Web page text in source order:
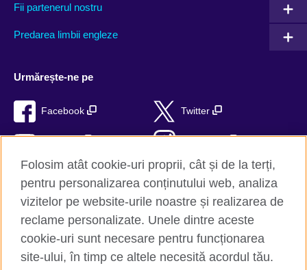
Fii partenerul nostru
Predarea limbii engleze
Urmărește-ne pe
Facebook Twitter
TikTok RSS
British Council Global
Confidențialitate și termeni de utilizare
Folosim atât cookie-uri proprii, cât și de la terți,
pentru personalizarea conținutului web, analiza
vizitelor pe website-urile noastre și realizarea de
reclame personalizate. Unele dintre aceste
cookie-uri sunt necesare pentru funcționarea
site-ului, în timp ce altele necesită acordul tău.